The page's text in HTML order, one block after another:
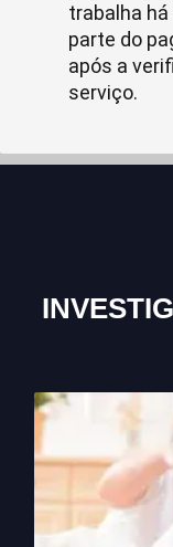
trabalha
parte do
após a
serviço.